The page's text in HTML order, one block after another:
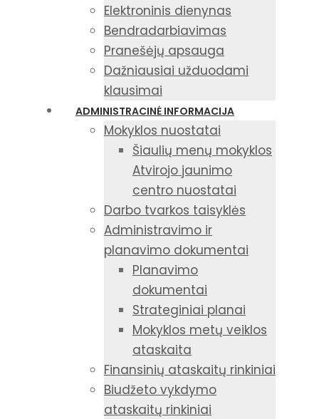
Elektroninis dienynas
Bendradarbiavimas
Pranešėjų apsauga
Dažniausiai užduodami
klausimai
ADMINISTRACINĖ INFORMACIJA
Mokyklos nuostatai
Šiaulių menų mokyklos
Atvirojo jaunimo
centro nuostatai
Darbo tvarkos taisyklės
Administravimo ir
planavimo dokumentai
Planavimo
dokumentai
Strateginiai planai
Mokyklos metų veiklos
ataskaita
Finansinių ataskaitų rinkiniai
Biudžeto vykdymo
ataskaitų rinkiniai